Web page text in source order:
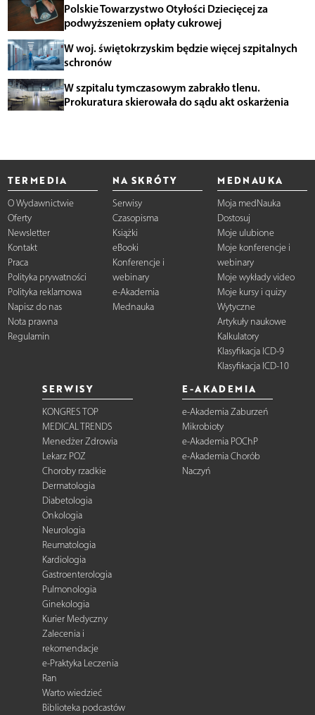
Polskie Towarzystwo Otyłości Dziecięcej za
podwyższeniem opłaty cukrowej
W woj. świętokrzyskim będzie więcej szpitalnych
schronów
W szpitalu tymczasowym zabrakło tlenu.
Prokuratura skierowała do sądu akt oskarżenia
TERMEDIA
O Wydawnictwie
Oferty
Newsletter
Kontakt
Praca
Polityka prywatności
Polityka reklamowa
Napisz do nas
Nota prawna
Regulamin
NA SKRÓTY
Serwisy
Czasopisma
Książki
eBooki
Konferencje i
webinary
e-Akademia
Mednauka
MEDNAUKA
Moja medNauka
Dostosuj
Moje ulubione
Moje konferencje i
webinary
Moje wykłady video
Moje kursy i quizy
Wytyczne
Artykuły naukowe
Kalkulatory
Klasyfikacja ICD-9
Klasyfikacja ICD-10
SERWISY
KONGRES TOP
MEDICAL TRENDS
Menedżer Zdrowia
Lekarz POZ
Choroby rzadkie
Dermatologia
Diabetologia
Onkologia
Neurologia
Reumatologia
Kardiologia
Gastroenterologia
Pulmonologia
Ginekologia
Kurier Medyczny
Zalecenia i
rekomendacje
e-Praktyka Leczenia
Ran
Warto wiedzieć
Biblioteka podcastów
E-AKADEMIA
e-Akademia Zaburzeń
Mikrobioty
e-Akademia POChP
e-Akademia Chorób
Naczyń